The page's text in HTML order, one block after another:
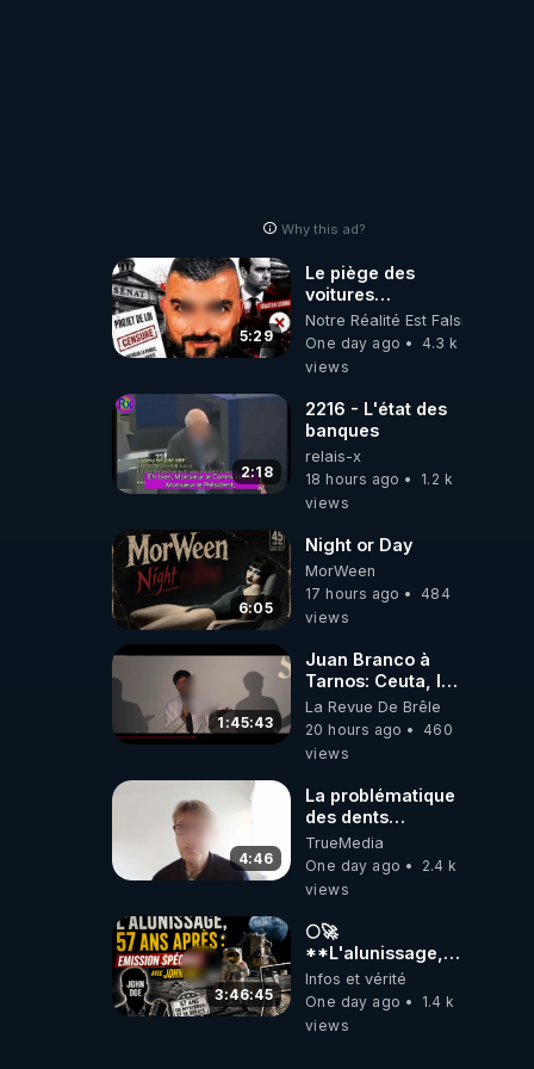
Why this ad?
5:29
Le piège des
voitures
électriques se
referme sur les
usagers !
Notre Réalité Est Falsifiée Et
One day ago
4.3 k
views
2:18
2216 - L'état des
banques
relais-x
18 hours ago
1.2 k
views
6:05
Night or Day
MorWeen
17 hours ago
484
views
1:45:43
Juan Branco à
Tarnos: Ceuta, le
narcotrafic et le
pouvoir en France
La Revue De Brêle
20 hours ago
460
views
4:46
La problématique
des dents
dévitalisées et
des implants
TrueMedia
One day ago
2.4 k
views
3:46:45
🌕🚀
**L'alunissage,
57 ans après :
Émission spéciale
avec John Doe
Infos et vérité
One day ago
1.4 k
views